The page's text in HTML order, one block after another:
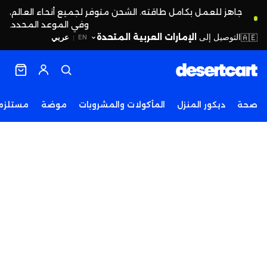
جاهز للعمل بكامل طاقته. الشحن متوفر لجميع أنحاء العالم،
وفي الموعد المحدد.
EN
| عربي 🇦🇪التوصيل إلى الإمارات العربية المتحدة
صحة ديكور المنزل المأكولات والمشروبات موضة